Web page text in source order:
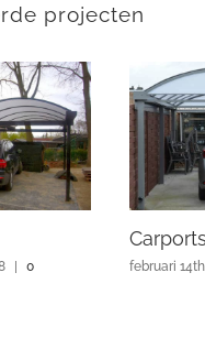
projecten
|
0
februari